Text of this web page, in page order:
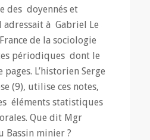
des doyennés et
adressait à Gabriel Le
de la sociologie
périodiques dont le
L’historien Serge
(9), utilise ces notes,
éléments statistiques
Que dit Mgr
Bassin minier ?